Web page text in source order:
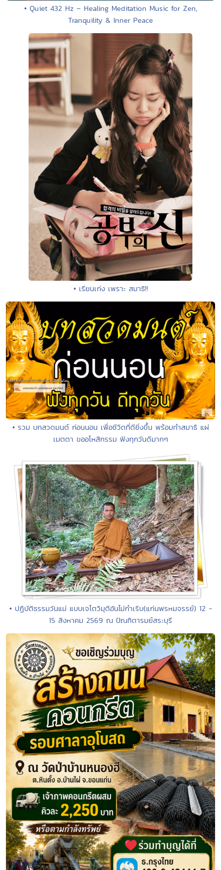
• Quiet 432 Hz – Healing Meditation Music for Zen,
Tranquility & Inner Peace
• เรียนเก่ง เพราะ สมาธิ!!
• รวม บทสวดมนต์ ก่อนนอน เพื่อชีวิตที่ดียิ่งขึ้น พร้อมทำสมาธิ แผ่
เมตตา ขออโหสิกรรม ฟังทุกวันดีมากๆ
• ปฏิบัติธรรมวันแม่ แบบเจโตวิมุติอันไม่กำเริบ(แก่นพรหมจรรย์) 12 -
15 สิงหาคม 2569 ณ ปัณฑิตารมย์สระบุรี